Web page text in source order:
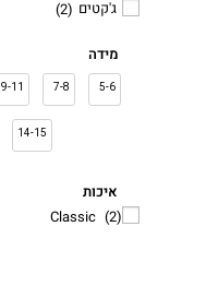
ג'קטים (2)
מידה
5-6
7-8
9-11
14-15
איכות
Classic (2)